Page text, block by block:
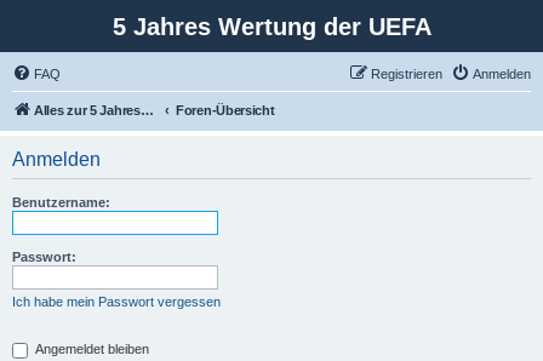
5 Jahres Wertung der UEFA
FAQ Anmelden
Registrieren
Alles zur 5 Jahreswertung / Tabelle der UEFA mit vielen Statistiken. Foren-Übersicht
Anmelden
Benutzername:
Passwort:
Ich habe mein Passwort vergessen
Angemeldet bleiben